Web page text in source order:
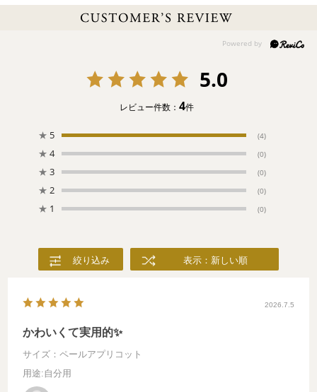
１歳のお誕生日にもらった木馬。音が鳴るのが大好きだったジョ
のおもちゃ箱には今も子どもの頃の宝物が。楽しい思い出をいつ
5.0
レビュー件数： 4件
★ 5 (4)
★ 4 (0)
★ 3 (0)
★ 2 (0)
★ 1 (0)
絞り込み 表示：新しい順
2026.7.5
かわいくて実用的✨
サイズ：ペールアプリコット
用途:自分用